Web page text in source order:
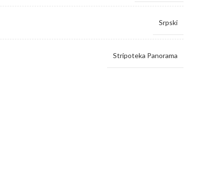
Srpski
Stripoteka Panorama